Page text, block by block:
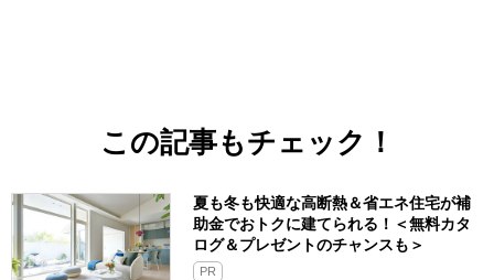
この記事もチェック！
夏も冬も快適な高断熱＆省エネ住宅が補
助金でおトクに建てられる！＜無料カタ
ログ＆プレゼントのチャンスも＞
PR